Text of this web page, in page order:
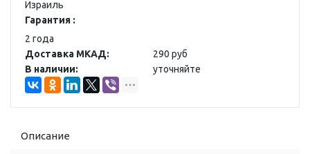
Израиль
Гарантия :
2 года
Доставка МКАД:
290 руб
В наличии:
уточняйте
Описание